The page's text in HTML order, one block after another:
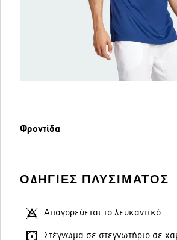
Φροντίδα
ΟΔΗΓΊΕΣ ΠΛΥΣΊΜΑΤΟΣ
Απαγορεύεται το λευκαντικό
Στέγνωμα σε στεγνωτήριο σε